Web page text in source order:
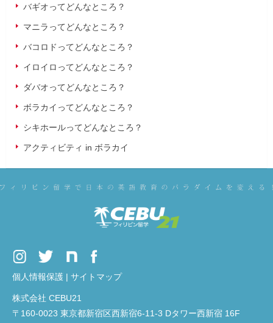
バギオってどんなところ？
マニラってどんなところ？
バコロドってどんなところ？
イロイロってどんなところ？
ダバオってどんなところ？
ボラカイってどんなところ？
シキホールってどんなところ？
アクティビティ in ボラカイ
個人情報保護 | サイトマップ
株式会社 CEBU21
〒160-0023 東京都新宿区西新宿6-11-3 Dタワー西新宿 16F